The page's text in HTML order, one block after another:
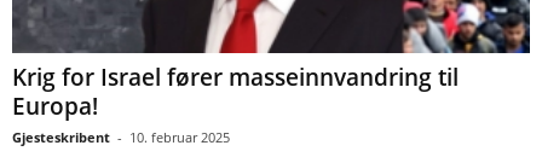
Krig for Israel fører masseinnvandring til
Europa!
Gjesteskribent - 10. februar 2025